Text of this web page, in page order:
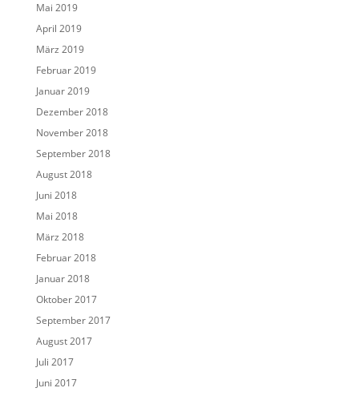
Mai 2019
April 2019
März 2019
Februar 2019
Januar 2019
Dezember 2018
November 2018
September 2018
August 2018
Juni 2018
Mai 2018
März 2018
Februar 2018
Januar 2018
Oktober 2017
September 2017
August 2017
Juli 2017
Juni 2017